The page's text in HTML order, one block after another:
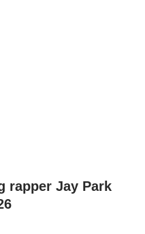
rapper Jay Park